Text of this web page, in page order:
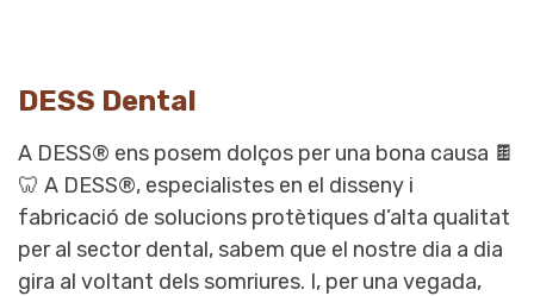
DESS Dental
A DESS® ens posem dolços per una bona causa 🍫
🦷 A DESS®, especialistes en el disseny i
fabricació de solucions protètiques d’alta qualitat
per al sector dental, sabem que el nostre dia a dia
gira al voltant dels somriures. I, per una vegada,